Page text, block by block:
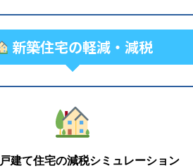
新築住宅の軽減・減税
建て住宅の減税シミュレーション